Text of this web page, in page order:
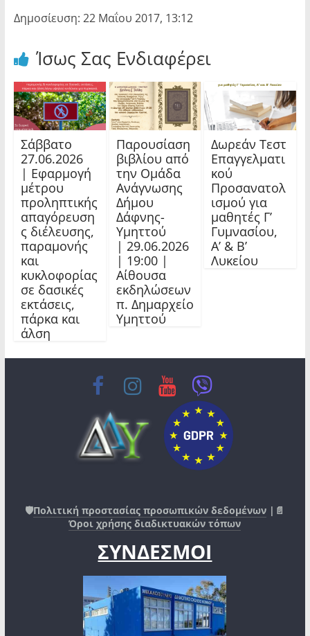
Δημοσίευση: 22 Μαΐου 2017, 13:12
Ίσως Σας Ενδιαφέρει
Σάββατο
27.06.2026
| Εφαρμογή
μέτρου
προληπτικής
απαγόρευση
ς διέλευσης,
παραμονής
και
κυκλοφορίας
σε δασικές
εκτάσεις,
πάρκα και
άλση
Παρουσίαση
βιβλίου από
την Ομάδα
Ανάγνωσης
Δήμου
Δάφνης-
Υμηττού
| 29.06.2026
| 19:00 |
Αίθουσα
εκδηλώσεων
π. Δημαρχείο
Υμηττού
Δωρεάν Τεστ
Επαγγελματι
κού
Προσανατολ
ισμού για
μαθητές Γ’
Γυμνασίου,
Α’ & Β’
Λυκείου
🛡️Πολιτική προστασίας προσωπικών δεδομένων |📄
Όροι χρήσης διαδικτυακών τόπων
ΣΥΝΔΕΣΜΟΙ